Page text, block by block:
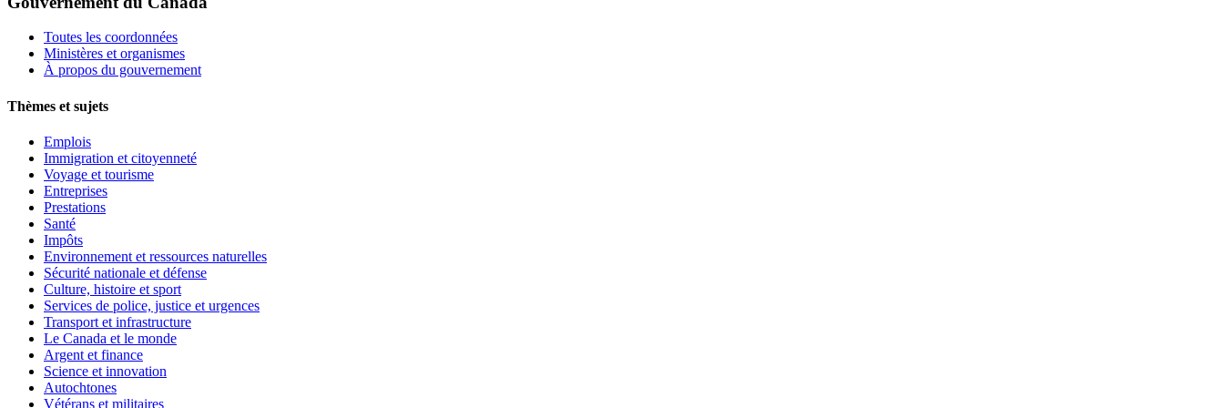
Toutes les coordonnées
Ministères et organismes
À propos du gouvernement
Thèmes et sujets
Emplois
Immigration et citoyenneté
Voyage et tourisme
Entreprises
Prestations
Santé
Impôts
Environnement et ressources naturelles
Sécurité nationale et défense
Culture, histoire et sport
Services de police, justice et urgences
Transport et infrastructure
Le Canada et le monde
Argent et finance
Science et innovation
Autochtones
Vétérans et militaires